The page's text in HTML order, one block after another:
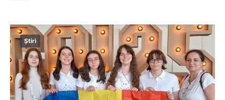
Știri